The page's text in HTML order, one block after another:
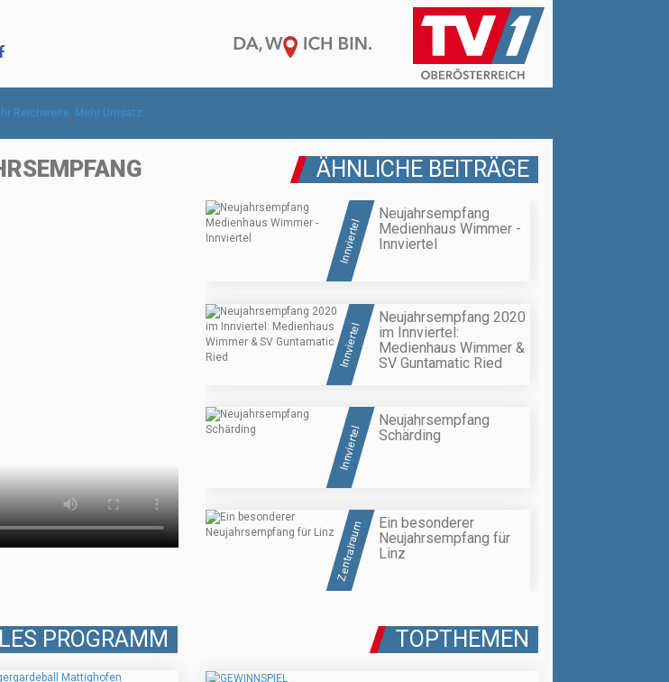
ÄHNLICHE BEITRÄGE
Innviertel
Neujahrsempfang
Medienhaus Wimmer -
Innviertel
Innviertel
Neujahrsempfang 2020
im Innviertel:
Medienhaus Wimmer &
SV Guntamatic Ried
Innviertel
Neujahrsempfang
Schärding
Zentralraum
Ein besonderer
Neujahrsempfang für
Linz
PROGRAMM TOPTHEMEN